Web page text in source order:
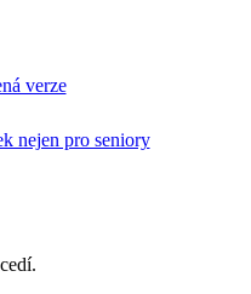
nejen pro seniory